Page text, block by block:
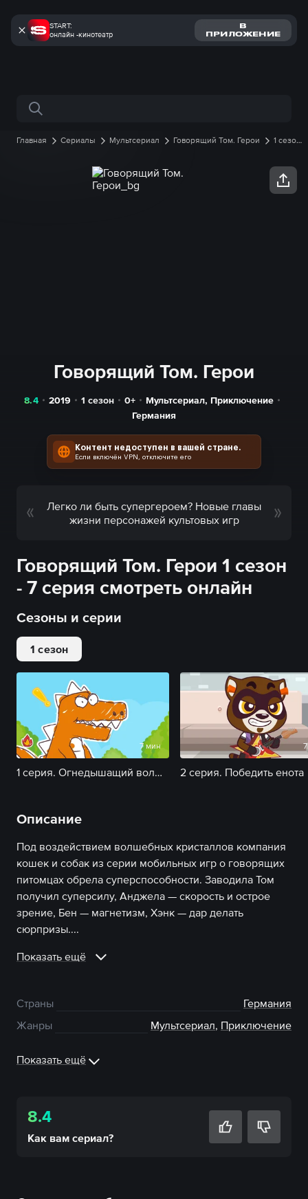
START:
онлайн -кинотеатр
В
ПРИЛОЖЕНИЕ
Поиск по сайту
Главная Сериалы Мультсериал Говорящий Том. Герои
1 сезон
Говорящий Том. Герои
8.4 2019 1 сезон 0+ Мультсериал, Приключение
Германия
Контент недоступен в вашей стране.
Если включён VPN, отключите его
Легко ли быть супергероем? Новые главы
жизни персонажей культовых игр
Говорящий Том. Герои 1 сезон
- 7 серия смотреть онлайн
Сезоны и серии
1 сезон
7 мин
1 серия. Огнедышащий волшебный динозавр 2 серия. Победить енота
Описание
Под воздействием волшебных кристаллов компания
кошек и собак из серии мобильных игр о говорящих
питомцах обрела суперспособности. Заводила Том
получил суперсилу, Анджела — скорость и острое
зрение, Бен — магнетизм, Хэнк — дар делать
сюрпризы....
Показать ещё
Страны
Германия
Жанры
Мультсериал, Приключение
Показать ещё
8.4
Как вам сериал?